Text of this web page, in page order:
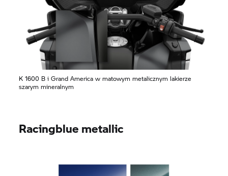
K 1600 B iGrand America w matowym metalicznym lakierze
szarym mineralnym
Racingblue metallic